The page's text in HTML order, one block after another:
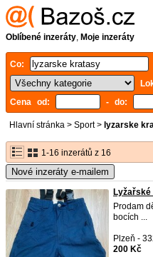
Oblíbené inzeráty, Moje inzeráty
Co:
Cena od:
- do:
Hlavní stránka > Sport> lyzarske
1-16 inzerátů z 16
Nové inzeráty e-mailem
Prodam
bocích ...
Plzeň -
200 Kč